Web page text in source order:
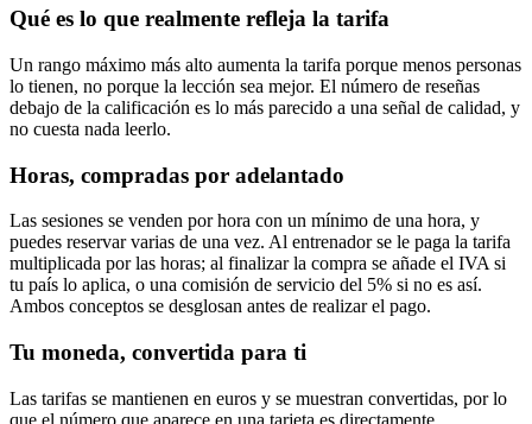
Qué es lo que realmente refleja la tarifa
Un rango máximo más alto aumenta la tarifa porque menos personas
lo tienen, no porque la lección sea mejor. El número de reseñas
debajo de la calificación es lo más parecido a una señal de calidad, y
no cuesta nada leerlo.
Horas, compradas por adelantado
Las sesiones se venden por hora con un mínimo de una hora, y
puedes reservar varias de una vez. Al entrenador se le paga la tarifa
multiplicada por las horas; al finalizar la compra se añade el IVA si
tu país lo aplica, o una comisión de servicio del 5% si no es así.
Ambos conceptos se desglosan antes de realizar el pago.
Tu moneda, convertida para ti
Las tarifas se mantienen en euros y se muestran convertidas, por lo
que el número que aparece en una tarjeta es directamente